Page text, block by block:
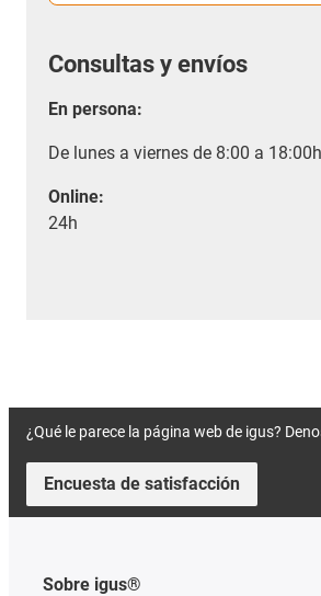
Consultas y envíos
En persona:
De lunes a viernes de 8:00 a 18:00h
Online:
24h
¿Qué le parece la página web de igus?
Encuesta de satisfacción
Sobre igus®